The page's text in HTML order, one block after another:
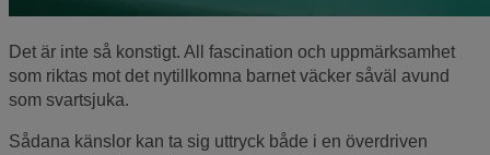
Det är inte så konstigt. All fascination och uppmärksamhet
som riktas mot det nytillkomna barnet väcker såväl avund
som svartsjuka.
Sådana känslor kan ta sig uttryck både i en överdriven